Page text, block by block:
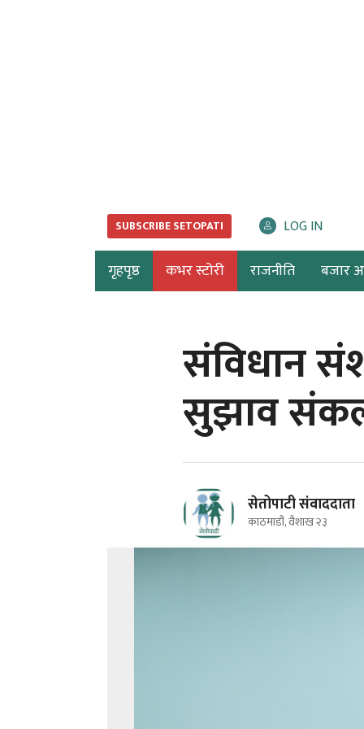
SUBSCRIBE SETOPATI LOG IN
गृहपृष्ठ कभर स्टोरी राजनीति बजार
संविधान
सुझाव
सेतोपाटी संवाददाता
काठमाडौं, वैशाख २३